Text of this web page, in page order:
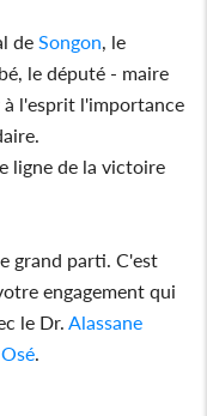
de Songon , le
le député - maire
à l'esprit l'importance
ligne de la victoire
grand parti. C'est
engagement qui
le Dr. Alassane